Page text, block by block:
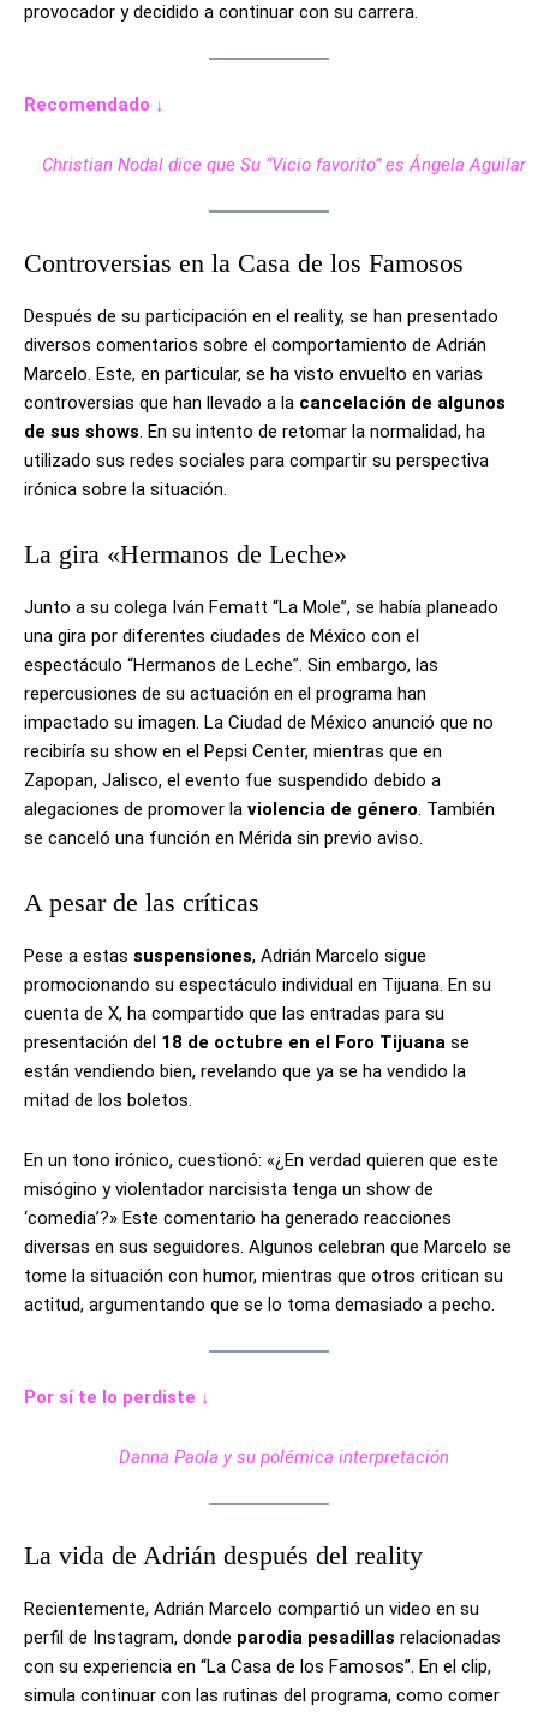
provocador y decidido a continuar con su carrera.
Recomendado ↓
Christian Nodal dice que Su “Vicio favorito” es Ángela Aguilar
Controversias en la Casa de los Famosos
Después de su participación en el reality, se han presentado
diversos comentarios sobre el comportamiento de Adrián
Marcelo. Este, en particular, se ha visto envuelto en varias
controversias que han llevado a la cancelación de algunos
de sus shows. En su intento de retomar la normalidad, ha
utilizado sus redes sociales para compartir su perspectiva
irónica sobre la situación.
La gira «Hermanos de Leche»
Junto a su colega Iván Fematt “La Mole”, se había planeado
una gira por diferentes ciudades de México con el
espectáculo “Hermanos de Leche”. Sin embargo, las
repercusiones de su actuación en el programa han
impactado su imagen. La Ciudad de México anunció que no
recibiría su show en el Pepsi Center, mientras que en
Zapopan, Jalisco, el evento fue suspendido debido a
alegaciones de promover la violencia de género. También
se canceló una función en Mérida sin previo aviso.
A pesar de las críticas
Pese a estas suspensiones, Adrián Marcelo sigue
promocionando su espectáculo individual en Tijuana. En su
cuenta de X, ha compartido que las entradas para su
presentación del 18 de octubre en el Foro Tijuana se
están vendiendo bien, revelando que ya se ha vendido la
mitad de los boletos.
En un tono irónico, cuestionó: «¿En verdad quieren que este
misógino y violentador narcisista tenga un show de
‘comedia’?» Este comentario ha generado reacciones
diversas en sus seguidores. Algunos celebran que Marcelo se
tome la situación con humor, mientras que otros critican su
actitud, argumentando que se lo toma demasiado a pecho.
Por sí te lo perdiste ↓
Danna Paola y su polémica interpretación
La vida de Adrián después del reality
Recientemente, Adrián Marcelo compartió un video en su
perfil de Instagram, donde parodia pesadillas relacionadas
con su experiencia en “La Casa de los Famosos”. En el clip,
simula continuar con las rutinas del programa, como comer